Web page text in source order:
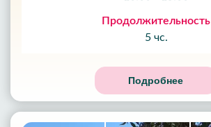
Продолжительность
5 чс.
Подробнее